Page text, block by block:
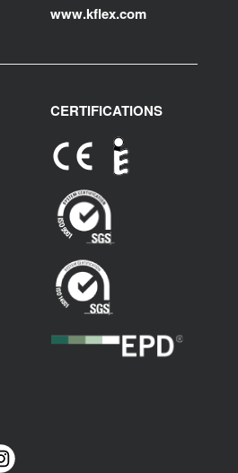
www.kflex.com
CERTIFICATIONS